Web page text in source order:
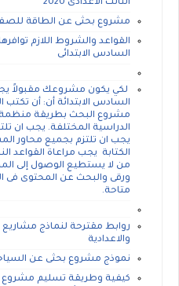
الثالث الاعدادى 2020
مشروع بحثى عن الطاقة
القواعد والشروط اللازم
السادس الابتدائى
لكي يكون مشروعك مقبولاً
السادس الابتدائة أن: أن
مشروع البحث بطريقة منظمة.
الدراسية المختلفة. يجب ان
يجب ان تلتزم بجميع محاور
الكتابة يجب مراعاة القواعد
من لا يستطيع الوصول إلى
ورقى والبحث عن المحتوى فى
متاحة.
روابط مقترحة لنماذج مشاريع
والاعدادية
نموذج مشروع بحثى عن
كيفية وطريقة تسليم مشروع